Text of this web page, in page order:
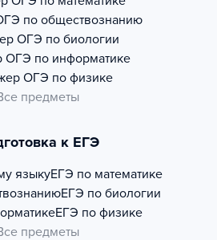
по обществознанию
ОГЭ по биологии
ОГЭ по информатике
ОГЭ по физике
предметы
к ЕГЭ
языкуЕГЭ по математике
ЕГЭ по биологии
ЕГЭ по физике
предметы